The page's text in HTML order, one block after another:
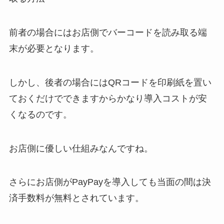
前者の場合にはお店側でバーコードを読み取る端
末が必要となります。
しかし、後者の場合にはQRコードを印刷紙を置い
ておくだけでできますからかなり導入コストが安
くなるのです。
お店側に優しい仕組みなんですね。
さらにお店側がPayPayを導入しても当面の間は決
済手数料が無料とされています。